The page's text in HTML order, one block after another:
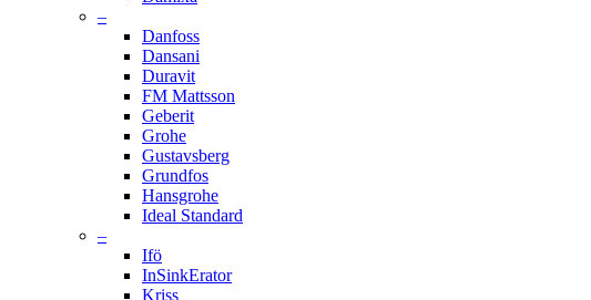
–
Danfoss
Dansani
Duravit
FM Mattsson
Geberit
Grohe
Gustavsberg
Grundfos
Hansgrohe
Ideal Standard
–
Ifö
InSinkErator
Kriss